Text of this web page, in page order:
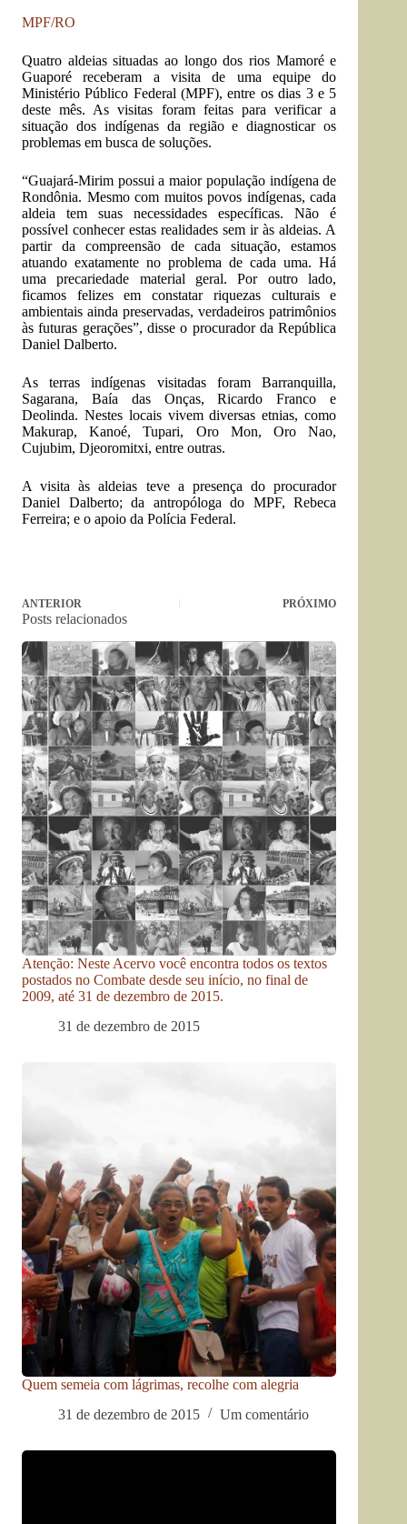
MPF/RO
Quatro aldeias situadas ao longo dos rios Mamoré e
Guaporé receberam a visita de uma equipe do
Ministério Público Federal (MPF), entre os dias 3 e 5
deste mês. As visitas foram feitas para verificar a
situação dos indígenas da região e diagnosticar os
problemas em busca de soluções.
“Guajará-Mirim possui a maior população indígena de
Rondônia. Mesmo com muitos povos indígenas, cada
aldeia tem suas necessidades específicas. Não é
possível conhecer estas realidades sem ir às aldeias. A
partir da compreensão de cada situação, estamos
atuando exatamente no problema de cada uma. Há
uma precariedade material geral. Por outro lado,
ficamos felizes em constatar riquezas culturais e
ambientais ainda preservadas, verdadeiros patrimônios
às futuras gerações”, disse o procurador da República
Daniel Dalberto.
As terras indígenas visitadas foram Barranquilla,
Sagarana, Baía das Onças, Ricardo Franco e
Deolinda. Nestes locais vivem diversas etnias, como
Makurap, Kanoé, Tupari, Oro Mon, Oro Nao,
Cujubim, Djeoromitxi, entre outras.
A visita às aldeias teve a presença do procurador
Daniel Dalberto; da antropóloga do MPF, Rebeca
Ferreira; e o apoio da Polícia Federal.
ANTERIOR PRÓXIMO
Posts relacionados
Atenção: Neste Acervo você encontra todos os textos
postados no Combate desde seu início, no final de
2009, até 31 de dezembro de 2015.
31 de dezembro de 2015
Quem semeia com lágrimas, recolhe com alegria
31 de dezembro de 2015
Um comentário